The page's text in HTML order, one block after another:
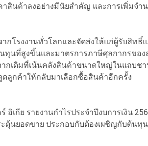
าสินค้าลงอย่างมีนัยสำคัญ และการเพิ่มจำ
กโรงงานทั่วโลกและจัดส่งให้แก่ผู้รับสิทธิ์
ทุนที่สูงขึ้นและมาตรการภาษีศุลกากรขอ
กเดิมที่เน้นคลังสินค้าขนาดใหญ่ในแถบชา
ดลูกค้าให้กลับมาเลือกซื้อสินค้าอีกครั้ง
เกีย รายงานกำไรประจำปีงบการเงิน
ตุ้นยอดขาย ประกอบกับต้องเผชิญกับต้นทุ